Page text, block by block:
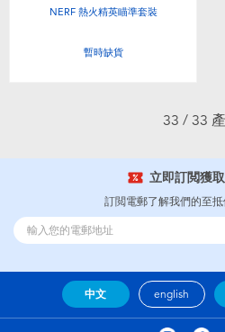
NERF 熱火精英瞄準套裝
暫時缺貨
33 / 33
立即訂閲獲
訂閲電郵了解我們的至
中文 english